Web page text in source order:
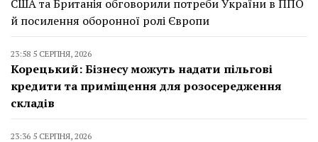
США та Британія обговорили потреби України в ППО
й посилення оборонної ролі Європи
23:58 5 СЕРПНЯ, 2026
Корецький: Бізнесу можуть надати пільгові
кредити та приміщення для розосередження
складів
23:36 5 СЕРПНЯ, 2026